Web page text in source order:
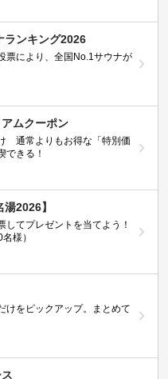
ランキング2026
票により、全国No.1サウナが
ムクーポン
通常よりもお得な「特別価
できる！
湯2026】
してプレゼントを当てよう！
様）
けをピックアップ。まとめて